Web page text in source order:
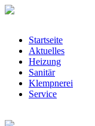
Startseite
Aktuelles
Heizung
Sanitär
Klempnerei
Service